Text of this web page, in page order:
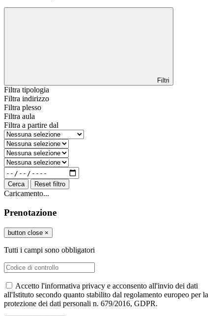
Filtri
Filtra tipologia
Filtra indirizzo
Filtra plesso
Filtra aula
Filtra a partire dal
Cerca Reset filtro
Caricamento...
Prenotazione
button close ×
Tutti i campi sono obbligatori
Accetto l'informativa privacy e acconsento all'invio dei dati
all'Istituto secondo quanto stabilito dal regolamento europeo per la
protezione dei dati personali n. 679/2016, GDPR.